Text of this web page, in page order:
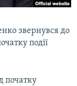
звернувся до
події
початку